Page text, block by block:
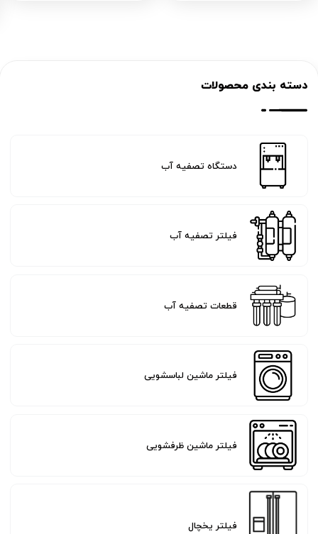
دسته بندی محصولات
دستگاه تصفیه آب
فیلتر تصفیه آب
قطعات تصفیه آب
فیلتر ماشین لباسشویی
فیلتر ماشین ظرفشویی
فیلتر یخچال